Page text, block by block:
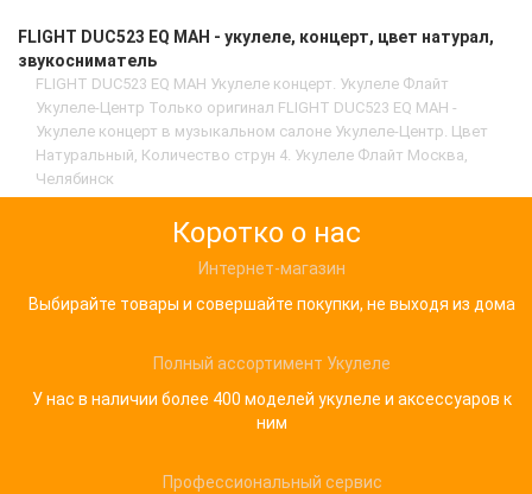
FLIGHT DUC523 EQ MAH - укулеле, концерт, цвет натурал,
звукосниматель
FLIGHT DUC523 EQ MAH Укулеле концерт. Укулеле Флайт
Укулеле-Центр Только оригинал FLIGHT DUC523 EQ MAH -
Укулеле концерт в музыкальном салоне Укулеле-Центр. Цвет
Натуральный, Количество струн 4. Укулеле Флайт Москва,
Челябинск
Коротко о нас
Интернет-магазин
Выбирайте товары и совершайте покупки, не выходя из дома
Полный ассортимент Укулеле
У нас в наличии более 400 моделей укулеле и аксессуаров к
ним
Профессиональный сервис